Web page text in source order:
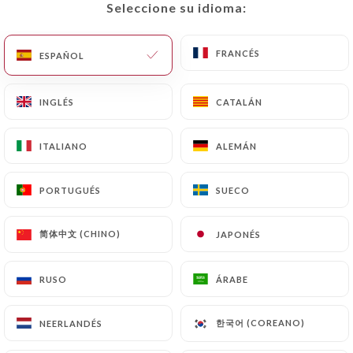
Seleccione su idioma:
ESPAÑOL FRANCÉS
INGLÉS CATALÁN
ITALIANO ALEMÁN
PORTUGUÉS SUECO
简体中文 (CHINO) JAPONÉS
RUSO ÁRABE
NEERLANDÉS 한국어 (COREANO)
Contacto
Triadou Haussmann
Seleccione su idioma:
ESPAÑOL FRANCÉS
INGLÉS CATALÁN
ITALIANO ALEMÁN
PORTUGUÉS SUECO
简体中文 (CHINO) JAPONÉS
RUSO ÁRABE
NEERLANDÉS 한국어 (COREANO)